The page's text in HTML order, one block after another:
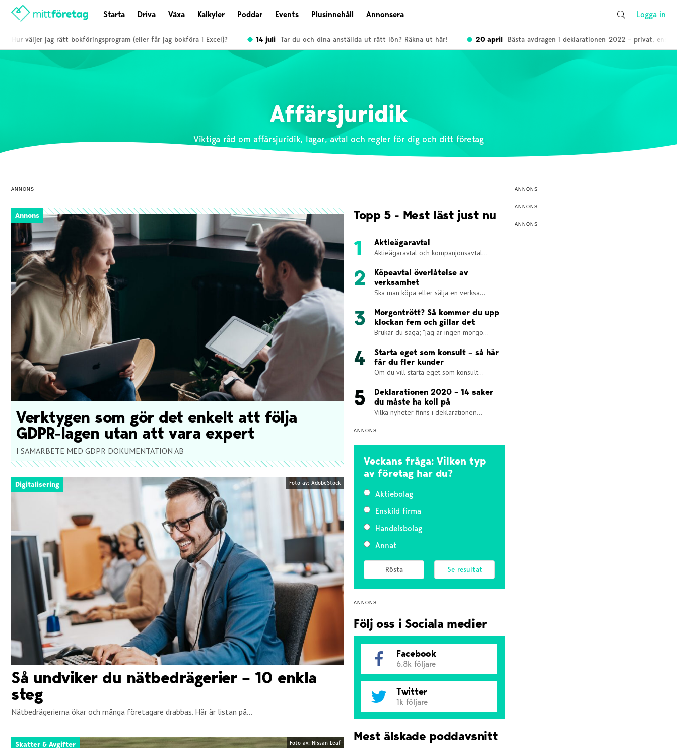
Starta Driva Växa Kalkyler Poddar Events Plusinnehåll Annonsera Logga in
väljer jag rätt bokföringsprogram (eller får jag bokföra i Excel)? 14 juli Tar du och dina anställda ut rätt lön? Räkna ut här! 20 april Bästa avdragen i deklarationen 2022 – privat, enskild
Affärsjuridik
Viktiga råd om affärsjuridik, lagar, avtal och regler för dig och ditt företag
ANNONS
Annons
Verktygen som gör det enkelt att följa
GDPR-lagen utan att vara expert
I SAMARBETE MED GDPR DOKUMENTATION AB
Digitalisering Foto av: AdobeStock
Så undviker du nätbedrägerier – 10 enkla
steg
Nätbedrägerierna ökar och många företagare drabbas. Här är listan på...
Skatter & Avgifter Foto av: Nissan Leaf
Topp 5 - Mest läst just nu
Aktieägaravtal
Aktieägaravtal och kompanjonsavtal...
Köpeavtal överlåtelse av
verksamhet
Ska man köpa eller sälja en verksa...
Morgontrött? Så kommer du upp
klockan fem och gillar det
Brukar du säga; ”jag är ingen morgo...
Starta eget som konsult – så här
får du fler kunder
Om du vill starta eget som konsult...
Deklarationen 2020 – 14 saker
du måste ha koll på
Vilka nyheter finns i deklarationen...
ANNONS
Veckans fråga: Vilken typ
av företag har du?
Aktiebolag
Enskild firma
Handelsbolag
Annat
Se resultat
ANNONS
Följ oss i Sociala medier
Facebook
6.8k följare
Twitter
1k följare
Mest älskade poddavsnitt
ANNONS
ANNONS
ANNONS